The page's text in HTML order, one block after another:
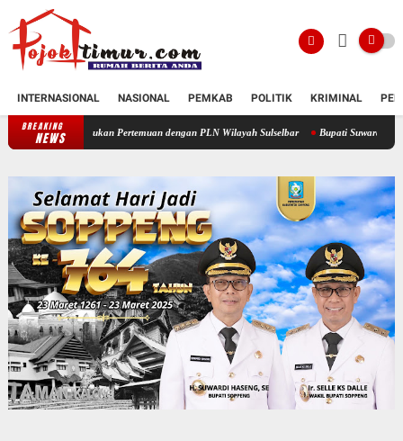
INTERNASIONAL NASIONAL PEMKAB POLITIK KRIMINAL
BREAKING
NEWS
Pertemuan dengan PLN Wilayah Sulselbar Bupati Suwardi Haseng Ikuti